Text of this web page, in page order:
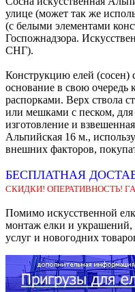
улице (может так же
(с белыми элементами
Госпожнадзора.
СНГ).
Конструкцию елей (сосен)
основание в свою очередь
распорками. Верх ствола
или мешками с песком, для
изготовление и
Альпийская 16 м.,
внешних факторов,
БЕСПЛАТНАЯ
СКИДКИ! ОПЕРАТИВНОСТЬ!
Помимо искусственной
монтаж елки и украшений,
услуг и новогодних